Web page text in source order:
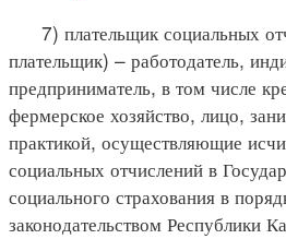
7) плательщик социальных
плательщик) – работодатель,
предприниматель, в том числе
фермерское хозяйство, лицо,
практикой, осуществляющие
социальных отчислений в
социального страхования в
законодательством Республики